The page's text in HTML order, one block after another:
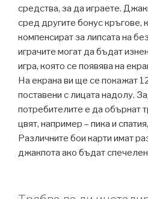
средства, за да играете.
сред другите бонус кръгове,
компенсират за липсата на
играчите могат да бъдат
игра, която се появява на
На екрана ви ще се покажат
поставени с лицата надолу.
потребителите е да обърнат
цвят, например – пика и
Различните бои карти имат
джакпота ако бъдат